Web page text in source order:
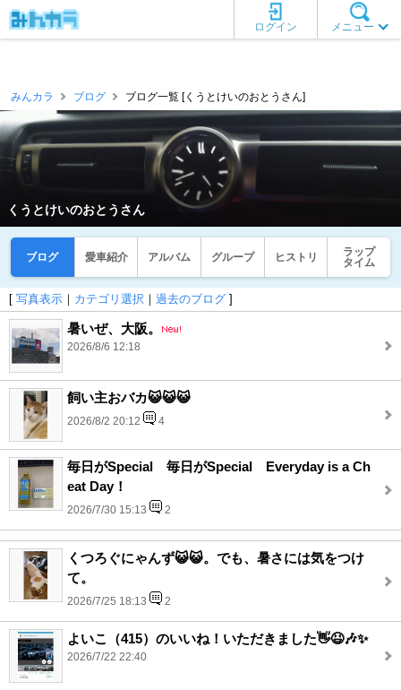
メニュー
ログイン
みんカラ ブログ ブログ一覧 [くうとけいのおとうさん]
くうとけいのおとうさん
ブログ 愛車紹介 アルバム グループ ヒストリ
ラップ
タイム
[ 写真表示 ｜ カテゴリ選択 ｜ 過去のブログ ]
暑いぜ、大阪。
2026/8/6 12:18
飼い主おバカ😺😺😺
2026/8/2 20:12 4
毎日がSpecial 毎日がSpecial Everyday is a Ch
eat Day！
2026/7/30 15:13 2
くつろぐにゃんず😺😺。でも、暑さには気をつけ
て。
2026/7/25 18:13 2
よいこ（415）のいいね！いただきました👋😆🎶✨
2026/7/22 22:40